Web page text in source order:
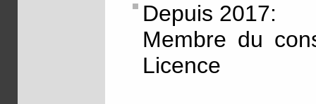
Depuis 2017:
Membre du
Licence